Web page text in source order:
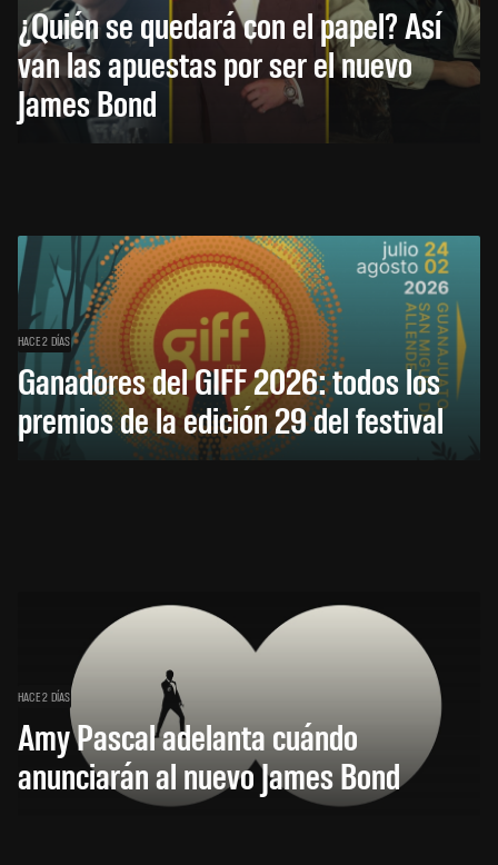
¿Quién se quedará con el papel? Así
van las apuestas por ser el nuevo
James Bond
HACE 2 DÍAS
Ganadores del GIFF 2026: todos los
premios de la edición 29 del festival
HACE 2 DÍAS
Amy Pascal adelanta cuándo
anunciarán al nuevo James Bond